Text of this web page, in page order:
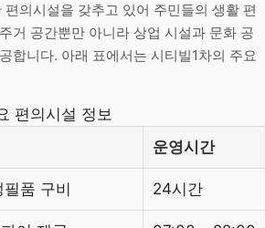
의시설을 갖추고 있어 주민들의 생활 편
거 공간뿐만 아니라 상업 시설과 문화 공
합니다. 아래 표에서는 시티빌1차의 주요
편의시설 정보
운영시간
품 구비 24시간